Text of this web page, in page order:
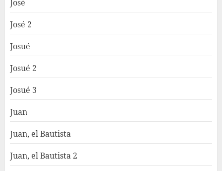
José
José 2
Josué
Josué 2
Josué 3
Juan
Juan, el Bautista
Juan, el Bautista 2